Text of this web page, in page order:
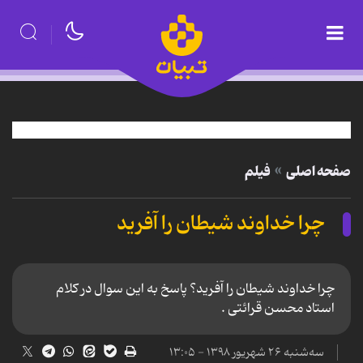
صفحه اصلی فیلم
چرا خداوند شیطان را آفرید
چرا خداوند شیطان را آفرید؟ پاسخ به این سوال در کلام
استاد محسن قرائتی .
سه‌شنبه ۲۶ شهریور ۱۳۹۸ - ۱۳:۰۵